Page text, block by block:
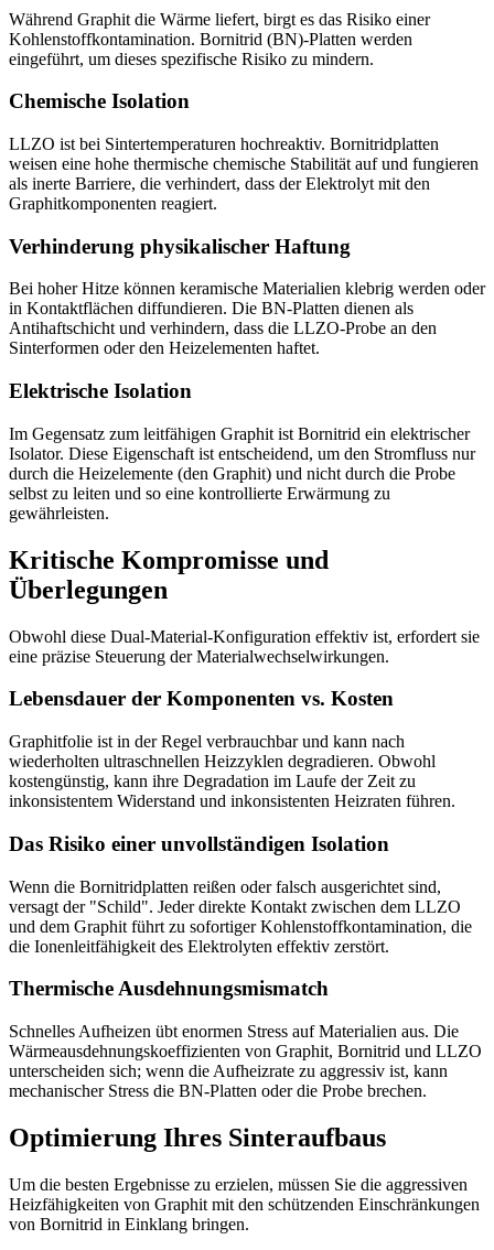
Während Graphit die Wärme liefert, birgt es das Risiko einer
Kohlenstoffkontamination. Bornitrid (BN)-Platten werden
eingeführt, um dieses spezifische Risiko zu mindern.
Chemische Isolation
LLZO ist bei Sintertemperaturen hochreaktiv. Bornitridplatten
weisen eine hohe thermische chemische Stabilität auf und fungieren
als inerte Barriere, die verhindert, dass der Elektrolyt mit den
Graphitkomponenten reagiert.
Verhinderung physikalischer Haftung
Bei hoher Hitze können keramische Materialien klebrig werden oder
in Kontaktflächen diffundieren. Die BN-Platten dienen als
Antihaftschicht und verhindern, dass die LLZO-Probe an den
Sinterformen oder den Heizelementen haftet.
Elektrische Isolation
Im Gegensatz zum leitfähigen Graphit ist Bornitrid ein elektrischer
Isolator. Diese Eigenschaft ist entscheidend, um den Stromfluss nur
durch die Heizelemente (den Graphit) und nicht durch die Probe
selbst zu leiten und so eine kontrollierte Erwärmung zu
gewährleisten.
Kritische Kompromisse und
Überlegungen
Obwohl diese Dual-Material-Konfiguration effektiv ist, erfordert sie
eine präzise Steuerung der Materialwechselwirkungen.
Lebensdauer der Komponenten vs. Kosten
Graphitfolie ist in der Regel verbrauchbar und kann nach
wiederholten ultraschnellen Heizzyklen degradieren. Obwohl
kostengünstig, kann ihre Degradation im Laufe der Zeit zu
inkonsistentem Widerstand und inkonsistenten Heizraten führen.
Das Risiko einer unvollständigen Isolation
Wenn die Bornitridplatten reißen oder falsch ausgerichtet sind,
versagt der "Schild". Jeder direkte Kontakt zwischen dem LLZO
und dem Graphit führt zu sofortiger Kohlenstoffkontamination, die
die Ionenleitfähigkeit des Elektrolyten effektiv zerstört.
Thermische Ausdehnungsmismatch
Schnelles Aufheizen übt enormen Stress auf Materialien aus. Die
Wärmeausdehnungskoeffizienten von Graphit, Bornitrid und LLZO
unterscheiden sich; wenn die Aufheizrate zu aggressiv ist, kann
mechanischer Stress die BN-Platten oder die Probe brechen.
Optimierung Ihres Sinteraufbaus
Um die besten Ergebnisse zu erzielen, müssen Sie die aggressiven
Heizfähigkeiten von Graphit mit den schützenden Einschränkungen
von Bornitrid in Einklang bringen.